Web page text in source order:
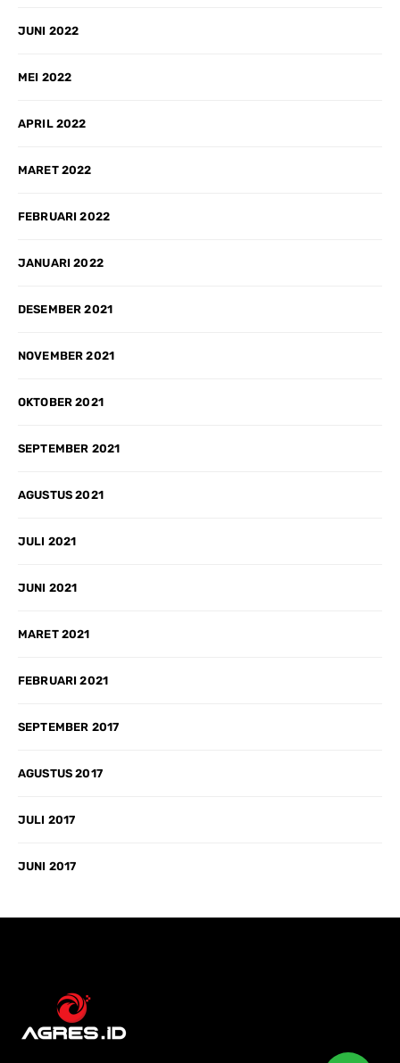
JUNI 2022
MEI 2022
APRIL 2022
MARET 2022
FEBRUARI 2022
JANUARI 2022
DESEMBER 2021
NOVEMBER 2021
OKTOBER 2021
SEPTEMBER 2021
AGUSTUS 2021
JULI 2021
JUNI 2021
MARET 2021
FEBRUARI 2021
SEPTEMBER 2017
AGUSTUS 2017
JULI 2017
JUNI 2017